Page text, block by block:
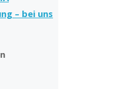
– bei uns